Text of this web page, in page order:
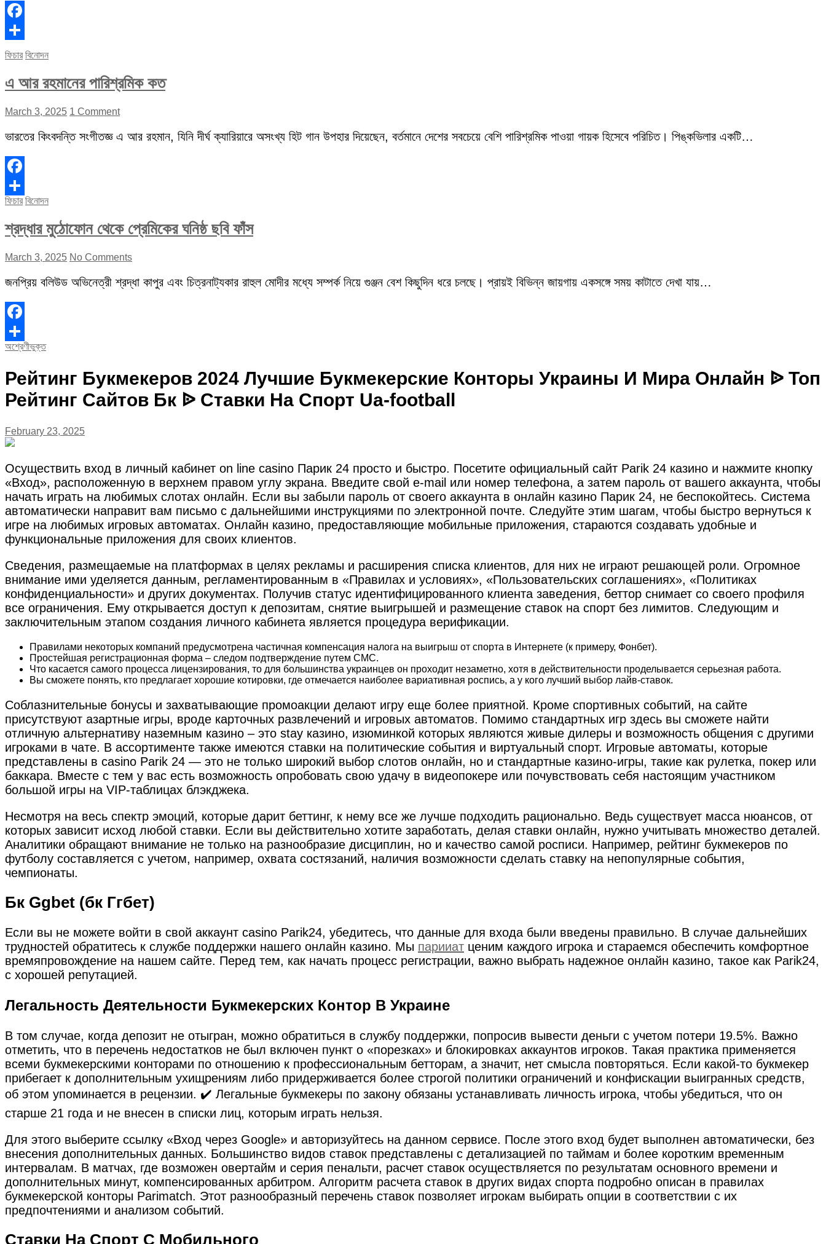
Facebook
Share
ফিচার বিনোদন
এ আর রহমানের পারিশ্রমিক কত
March 3, 2025 1 Comment
ভারতের কিংবদন্তি সংগীতজ্ঞ এ আর রহমান, যিনি দীর্ঘ ক্যারিয়ারে অসংখ্য হিট গান উপহার দিয়েছেন, বর্তমানে দেশের সবচেয়ে বেশি পারিশ্রমিক পাওয়া গায়ক হিসেবে পরিচিত। পিঙ্কভিলার একটি…
Facebook
Share
ফিচার বিনোদন
শ্রদ্ধার মুঠোফোন থেকে প্রেমিকের ঘনিষ্ঠ ছবি ফাঁস
March 3, 2025 No Comments
জনপ্রিয় বলিউড অভিনেত্রী শ্রদ্ধা কাপুর এবং চিত্রনাট্যকার রাহুল মোদীর মধ্যে সম্পর্ক নিয়ে গুঞ্জন বেশ কিছুদিন ধরে চলছে। প্রায়ই বিভিন্ন জায়গায় একসঙ্গে সময় কাটাতে দেখা যায়…
Facebook
Share
অশ্রেণীভুক্ত
Рейтинг Букмекеров 2024 Лучшие Букмекерские Конторы Украины И Мира Онлайн ᐉ Топ
Рейтинг Сайтов Бк ᐉ Ставки На Спорт Ua-football
February 23, 2025
Осуществить вход в личный кабинет on line casino Парик 24 просто и быстро. Посетите официальный сайт Parik 24 казино и нажмите кнопку
«Вход», расположенную в верхнем правом углу экрана. Введите свой e-mail или номер телефона, а затем пароль от вашего аккаунта, чтобы
начать играть на любимых слотах онлайн. Если вы забыли пароль от своего аккаунта в онлайн казино Парик 24, не беспокойтесь. Система
автоматически направит вам письмо с дальнейшими инструкциями по электронной почте. Следуйте этим шагам, чтобы быстро вернуться к
игре на любимых игровых автоматах. Онлайн казино, предоставляющие мобильные приложения, стараются создавать удобные и
функциональные приложения для своих клиентов.
Сведения, размещаемые на платформах в целях рекламы и расширения списка клиентов, для них не играют решающей роли. Огромное
внимание ими уделяется данным, регламентированным в «Правилах и условиях», «Пользовательских соглашениях», «Политиках
конфиденциальности» и других документах. Получив статус идентифицированного клиента заведения, беттор снимает со своего профиля
все ограничения. Ему открывается доступ к депозитам, снятие выигрышей и размещение ставок на спорт без лимитов. Следующим и
заключительным этапом создания личного кабинета является процедура верификации.
Правилами некоторых компаний предусмотрена частичная компенсация налога на выигрыш от спорта в Интернете (к примеру, Фонбет).
Простейшая регистрационная форма – следом подтверждение путем СМС.
Что касается самого процесса лицензирования, то для большинства украинцев он проходит незаметно, хотя в действительности проделывается серьезная работа.
Вы сможете понять, кто предлагает хорошие котировки, где отмечается наиболее вариативная роспись, а у кого лучший выбор лайв-ставок.
Соблазнительные бонусы и захватывающие промоакции делают игру еще более приятной. Кроме спортивных событий, на сайте
присутствуют азартные игры, вроде карточных развлечений и игровых автоматов. Помимо стандартных игр здесь вы сможете найти
отличную альтернативу наземным казино – это stay казино, изюминкой которых являются живые дилеры и возможность общения с другими
игроками в чате. В ассортименте также имеются ставки на политические события и виртуальный спорт. Игровые автоматы, которые
представлены в casino Parik 24 — это не только широкий выбор слотов онлайн, но и стандартные казино-игры, такие как рулетка, покер или
баккара. Вместе с тем у вас есть возможность опробовать свою удачу в видеопокере или почувствовать себя настоящим участником
большой игры на VIP-таблицах блэкджека.
Несмотря на весь спектр эмоций, которые дарит беттинг, к нему все же лучше подходить рационально. Ведь существует масса нюансов, от
которых зависит исход любой ставки. Если вы действительно хотите заработать, делая ставки онлайн, нужно учитывать множество деталей.
Аналитики обращают внимание не только на разнообразие дисциплин, но и качество самой росписи. Например, рейтинг букмекеров по
футболу составляется с учетом, например, охвата состязаний, наличия возможности сделать ставку на непопулярные события,
чемпионаты.
Бк Ggbet (бк Ггбет)
Если вы не можете войти в свой аккаунт casino Parik24, убедитесь, что данные для входа были введены правильно. В случае дальнейших
трудностей обратитесь к службе поддержки нашего онлайн казино. Мы парииат ценим каждого игрока и стараемся обеспечить комфортное
времяпровождение на нашем сайте. Перед тем, как начать процесс регистрации, важно выбрать надежное онлайн казино, такое как Parik24,
с хорошей репутацией.
Легальность Деятельности Букмекерских Контор В Украине
В том случае, когда депозит не отыгран, можно обратиться в службу поддержки, попросив вывести деньги с учетом потери 19.5%. Важно
отметить, что в перечень недостатков не был включен пункт о «порезках» и блокировках аккаунтов игроков. Такая практика применяется
всеми букмекерскими конторами по отношению к профессиональным бетторам, а значит, нет смысла повторяться. Если какой-то букмекер
прибегает к дополнительным ухищрениям либо придерживается более строгой политики ограничений и конфискации выигранных средств,
об этом упоминается в рецензии. ✔️ Легальные букмекеры по закону обязаны устанавливать личность игрока, чтобы убедиться, что он
старше 21 года и не внесен в списки лиц, которым играть нельзя.
Для этого выберите ссылку «Вход через Google» и авторизуйтесь на данном сервисе. После этого вход будет выполнен автоматически, без
внесения дополнительных данных. Большинство видов ставок представлены с детализацией по таймам и более коротким временным
интервалам. В матчах, где возможен овертайм и серия пенальти, расчет ставок осуществляется по результатам основного времени и
дополнительных минут, компенсированных арбитром. Алгоритм расчета ставок в других видах спорта подробно описан в правилах
букмекерской конторы Parimatch. Этот разнообразный перечень ставок позволяет игрокам выбирать опции в соответствии с их
предпочтениями и анализом событий.
Ставки На Спорт С Мобильного